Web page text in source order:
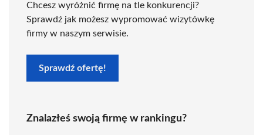
Chcesz wyróżnić firmę na tle konkurencji?
Sprawdź jak możesz wypromować wizytówkę
firmy w naszym serwisie.
Sprawdź ofertę!
Znalazłeś swoją firmę w rankingu?